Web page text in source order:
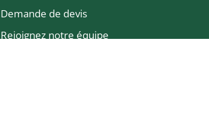
Demande de devis
Rejoignez notre équipe